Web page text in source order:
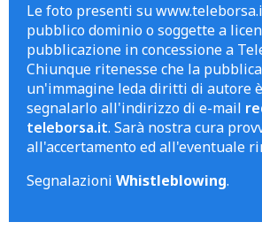
Le foto presenti su
pubblico dominio o soggette a
pubblicazione in concessione a
Chiunque ritenesse che la
un'immagine leda diritti di autore
segnalarlo all'indirizzo di e-mail
teleborsa.it. Sarà nostra cura
all'accertamento ed all'eventuale
Segnalazioni Whistleblowing.